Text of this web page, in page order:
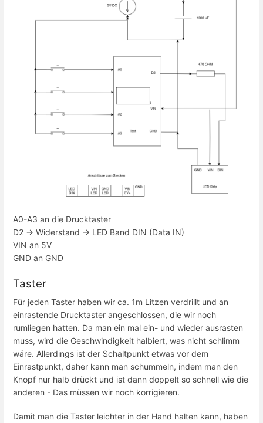
A0-A3 an die Drucktaster
D2 -> Widerstand -> LED Band DIN (Data IN)
VIN an 5V
GND an GND
Taster
Für jeden Taster haben wir ca. 1m Litzen verdrillt und an
einrastende Drucktaster angeschlossen, die wir noch
rumliegen hatten. Da man ein mal ein- und wieder ausrasten
muss, wird die Geschwindigkeit halbiert, was nicht schlimm
wäre. Allerdings ist der Schaltpunkt etwas vor dem
Einrastpunkt, daher kann man schummeln, indem man den
Knopf nur halb drückt und ist dann doppelt so schnell wie die
anderen - Das müssen wir noch korrigieren.
Damit man die Taster leichter in der Hand halten kann, haben